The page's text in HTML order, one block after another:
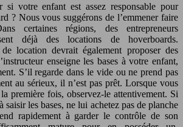
si votre enfant est assez responsable pour
? Nous vous suggérons de l’emmener faire
certaines régions, des entrepreneurs
déjà des locations de hoverboards.
de location devrait également proposer des
enseigne les bases à votre enfant,
S’il regarde dans le vide ou ne prend pas
au sérieux, il n’est pas prêt. Lorsque vous
première fois, observez-le attentivement. Si
saisir les bases, ne lui achetez pas de planche
rapidement à garder le contrôle de son